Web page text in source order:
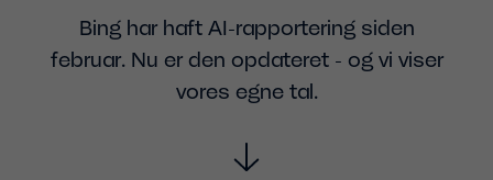
Bing har haft AI-rapportering siden
februar. Nu er den opdateret - og vi viser
vores egne tal.